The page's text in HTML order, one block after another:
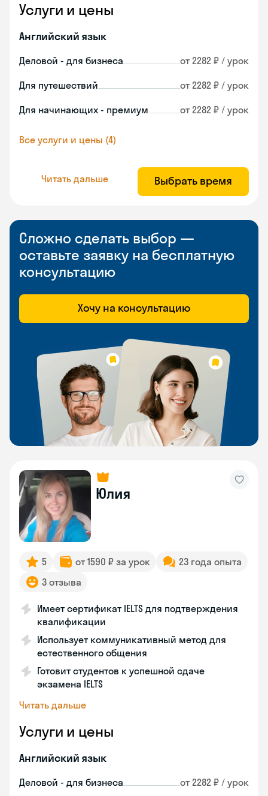
Услуги и цены
Английский язык
Деловой - для бизнеса от 2282 ₽ / урок
Для путешествий от 2282 ₽ / урок
Для начинающих - премиум от 2282 ₽ / урок
Все услуги и цены (4)
Читать дальше Выбрать время
Сложно сделать выбор —
оставьте заявку на бесплатную
консультацию
Хочу на консультацию
Юлия
5 от 1590 ₽ за урок
23 года опыта
3 отзыва
Имеет сертификат IELTS для подтверждения
квалификации
Использует коммуникативный метод для
естественного общения
Готовит студентов к успешной сдаче
экзамена IELTS
Читать дальше
Услуги и цены
Английский язык
Деловой - для бизнеса от 2282 ₽ / урок